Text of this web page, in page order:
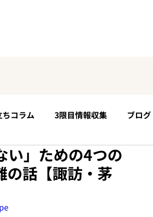
コラム 3限目情報収集 ブログ
限目移住後の未来 土地・山林について
い」ための4つの
話【諏訪・茅